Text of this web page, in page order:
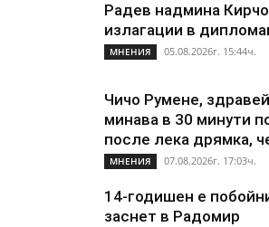
Радев надмина
излагации в
МНЕНИЯ 05.08.2026г. 15:44ч.
Чичо Румене,
минава в 30 минути
после лека дрямка,
МНЕНИЯ 07.08.2026г. 17:03ч.
14-годишен е
заснет в Радомир